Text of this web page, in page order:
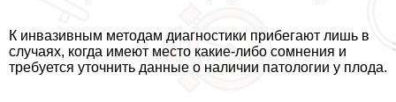
К инвазивным методам диагностики прибегают лишь в
случаях, когда имеют место какие-либо сомнения и
требуется уточнить данные о наличии патологии у плода.